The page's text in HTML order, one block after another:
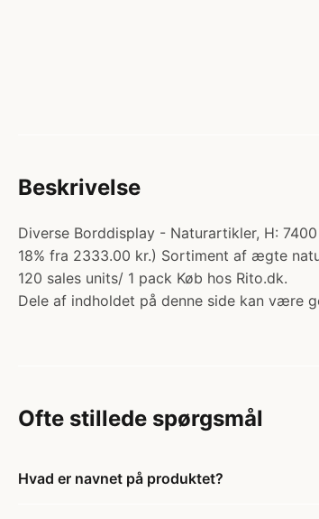
Beskrivelse
Diverse Borddisplay - Naturartikler, H:
18% fra 2333.00 kr.) Sortiment af ægte
120 sales units/ 1 pack Køb hos Rito.dk.
Dele af indholdet på denne side kan være
Ofte stillede spørgsmål
Hvad er navnet på produktet?